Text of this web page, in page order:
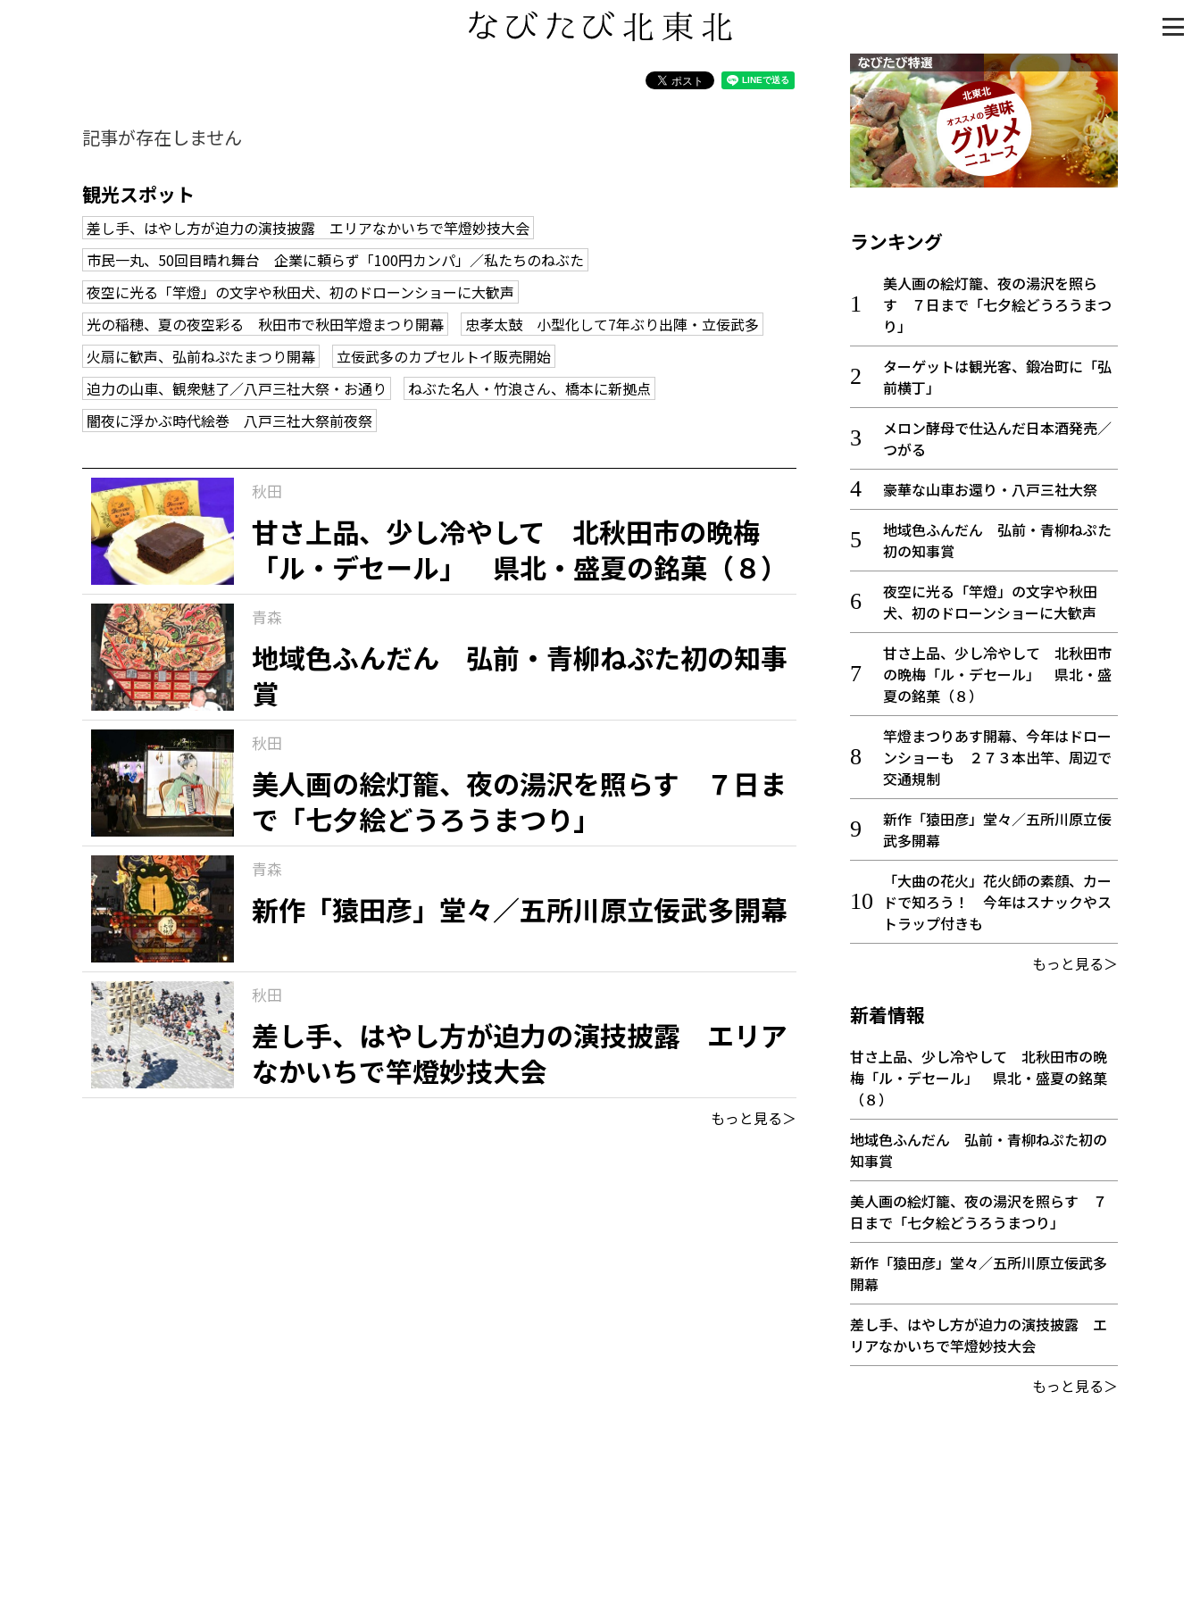
記事が存在しません
観光スポット
差し手、はやし方が迫力の演技披露 エリアなかいちで竿燈妙技大会
市民一丸、50回目晴れ舞台 企業に頼らず「100円カンパ」／私たちのねぶた
夜空に光る「竿燈」の文字や秋田犬、初のドローンショーに大歓声
光の稲穂、夏の夜空彩る 秋田市で秋田竿燈まつり開幕
忠孝太鼓 小型化して7年ぶり出陣・立佞武多
火扇に歓声、弘前ねぷたまつり開幕
立佞武多のカプセルトイ販売開始
迫力の山車、観衆魅了／八戸三社大祭・お通り
ねぶた名人・竹浪さん、橋本に新拠点
闇夜に浮かぶ時代絵巻 八戸三社大祭前夜祭
秋田
甘さ上品、少し冷やして 北秋田市の晩梅
「ル・デセール」 県北・盛夏の銘菓（８）
青森
地域色ふんだん 弘前・青柳ねぷた初の知事
賞
秋田
美人画の絵灯籠、夜の湯沢を照らす ７日ま
で「七夕絵どうろうまつり」
青森
新作「猿田彦」堂々／五所川原立佞武多開幕
秋田
差し手、はやし方が迫力の演技披露 エリア
なかいちで竿燈妙技大会
もっと見る＞
ランキング
美人画の絵灯籠、夜の湯沢を照ら
す ７日まで「七夕絵どうろうまつ
り」
ターゲットは観光客、鍛冶町に「弘
前横丁」
メロン酵母で仕込んだ日本酒発売／
つがる
豪華な山車お還り・八戸三社大祭
地域色ふんだん 弘前・青柳ねぷた
初の知事賞
夜空に光る「竿燈」の文字や秋田
犬、初のドローンショーに大歓声
甘さ上品、少し冷やして 北秋田市
の晩梅「ル・デセール」 県北・盛
夏の銘菓（８）
竿燈まつりあす開幕、今年はドロー
ンショーも ２７３本出竿、周辺で
交通規制
新作「猿田彦」堂々／五所川原立佞
武多開幕
「大曲の花火」花火師の素顔、カー
ドで知ろう！ 今年はスナックやス
トラップ付きも
もっと見る＞
新着情報
甘さ上品、少し冷やして 北秋田市の晩
梅「ル・デセール」 県北・盛夏の銘菓
（８）
地域色ふんだん 弘前・青柳ねぷた初の
知事賞
美人画の絵灯籠、夜の湯沢を照らす ７
日まで「七夕絵どうろうまつり」
新作「猿田彦」堂々／五所川原立佞武多
開幕
差し手、はやし方が迫力の演技披露 エ
リアなかいちで竿燈妙技大会
もっと見る＞
パワースポット
まつり・イベント
おみやげ・特産
道の駅・産直
アウトドア・レジャー